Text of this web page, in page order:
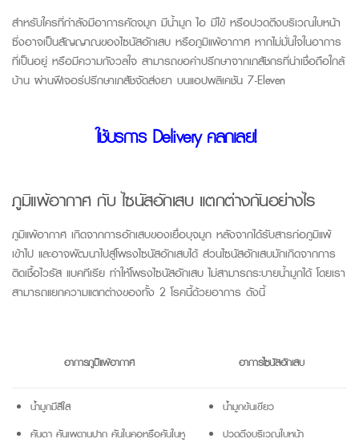
สำหรับใครที่กำลังมีอาการคัดจมูก มีน้ำมูก ไอ มีไข้ หรือปวดตึงบริเวณใบหน้า
ซึ่งอาจเป็นสัญญาณของไซนัสอักเสบ หรือภูมิแพ้อากาศ หากไม่มั่นใจในอาการ
ที่เป็นอยู่ หรือมีความกังวลใจ สามารถขอคำปรึกษาจากเภสัชกรที่น่าเชื่อถือใกล้
บ้าน ผ่านฟีเจอร์ปรึกษาเภสัชจัดส่งยา บนแอปพลิเคชัน 7-Eleven
ใช้บริการ Delivery คลิกเลย!
ภูมิแพ้อากาศ กับไซนัสอักเสบ แตกต่างกันอย่างไร
ภูมิแพ้อากาศ เกิดจากการอักเสบของเยื่อบุจมูก หลังจากได้รับสารก่อภูมิแพ้
เข้าไป และอาจพัฒนาไปสู่โพรงไซนัสอักเสบได้ ส่วนไซนัสอักเสบมักเกิดจากการ
ติดเชื้อไวรัส แบคทีเรีย ทำให้โพรงไซนัสอักเสบ ไม่สามารถระบายน้ำมูกได้ โดยเรา
สามารถแยกความแตกต่างของทั้ง 2 โรคนี้ด้วยอาการ ดังนี้
อาการภูมิแพ้อากาศ อาการไซนัสอักเสบ
น้ำมูกมีสีใส
คันตา คันเพดานปาก คันในคอหรือคันในหู
น้ำมูกข้นเขียว
ปวดตึงบริเวณใบหน้า